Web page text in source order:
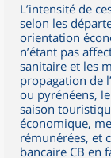
L’intensité de
selon les
orientation
n’étant pas
sanitaire et les
propagation de
ou pyrénéens,
saison
économique,
rémunérées, et
bancaire CB en